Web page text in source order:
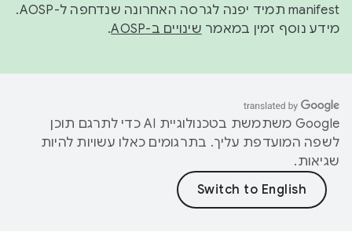
manifest תמיד יפנה לגרסה האחרונה שנדחפה ל-AOSP.
מידע נוסף זמין במאמר שינויים ב-AOSP .
‫Google משתמשת בטכנולוגיית AI כדי לתרגם תוכן
לשפה המועדפת עליך. בתרגומים כאלו עשויות להיות
שגיאות.